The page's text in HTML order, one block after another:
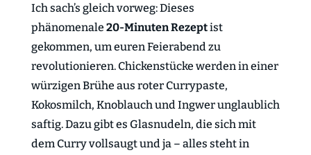
Ich sach’s gleich vorweg: Dieses
phänomenale 20-Minuten Rezeptist
gekommen, um euren Feierabend zu
revolutionieren. Chickenstücke werden in einer
würzigen Brühe aus roter Currypaste,
Kokosmilch, Knoblauch und Ingwer unglaublich
saftig. Dazu gibt es Glasnudeln, die sich mit
dem Curry vollsaugt und ja – alles steht in